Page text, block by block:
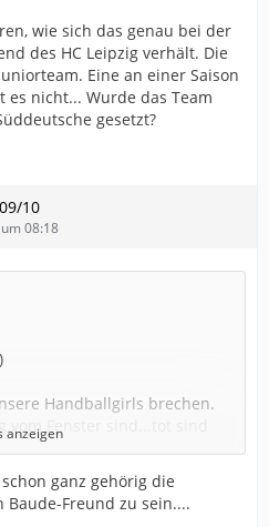
wie sich das genau bei der
des HC Leipzig verhält. Die
Eine an einer Saison
nicht... Wurde das Team
gesetzt?
10
08:18
Handballgirls brechen.
vom Fenster sind...tot sind
wird weiter gefightet und
das Traineramt
steckt, bleibt weiterhin
anzeigen
ganz gehörig die
Baude-Freund zu sein....